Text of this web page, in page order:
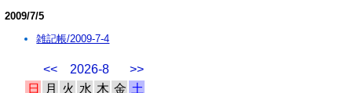
2009/7/5
雑記帳/2009-7-4
<< 2026-8
>>
日
月 火 水 木 金 土